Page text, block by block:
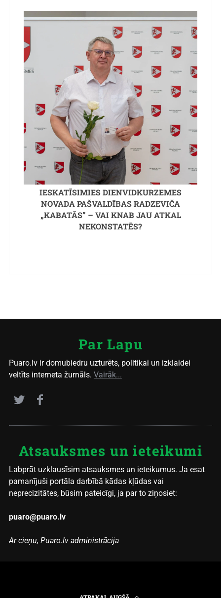
IESKATĪSIMIES DIENVIDKURZEMES
NOVADA PAŠVALDĪBAS RADZEVIČA
„KABATĀS” – VAI KNAB JAU ATKAL
NEKONSTATĒS?
Par Lapu
Puaro.lv ir domubiedru uzturēts, politikai un izklaidei
veltīts interneta žurnāls. Vairāk...
Atsauksmes un ieteikumi
Labprāt uzklausīsim atsauksmes un ieteikumus. Ja esat
pamanījuši portāla darbībā kādas kļūdas vai
neprecizitātes, būsim pateicīgi, ja par to ziņosiet:
puaro@puaro.lv
Ar cieņu, Puaro.lv administrācija